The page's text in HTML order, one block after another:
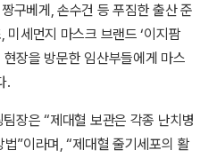
구베게, 손수건 등 푸짐한 출산 준
미세먼지 마스크 브랜드 ‘이지팜
장을 방문한 임산부들에게 마스
.
장은 “제대혈 보관은 각종 난치병
”이라며, “제대혈 줄기세포의 활